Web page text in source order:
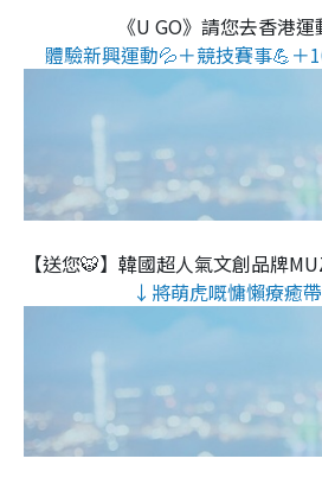
《U GO》請您去香港運
體驗新興運動💦＋競技賽事💪＋
【送您🐯】韓國超人氣文創品牌
↓將萌虎嘅慵懶療癒